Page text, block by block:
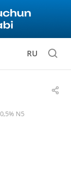
RU
N5